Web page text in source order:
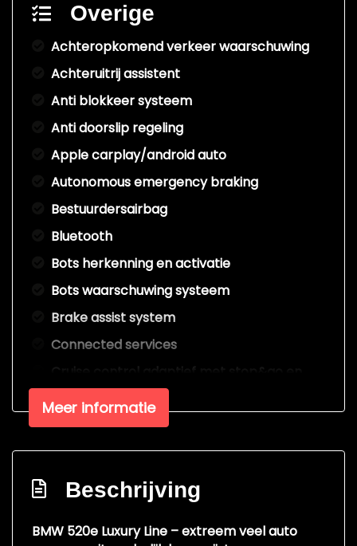
Overige
Achteropkomend verkeer waarschuwing
Achteruitrij assistent
Anti blokkeer systeem
Anti doorslip regeling
Apple carplay/android auto
Autonomous emergency braking
Bestuurdersairbag
Bluetooth
Bots herkenning en activatie
Bots waarschuwing systeem
Brake assist system
Connected services
Cruise control adaptief met stop&go en
stuurhulp
Dashboardcamera
Draadloze telefoonlader
Elektronisch stabiliteits programma
Meer informatie
Beschrijving
BMW 520e Luxury Line – extreem veel auto